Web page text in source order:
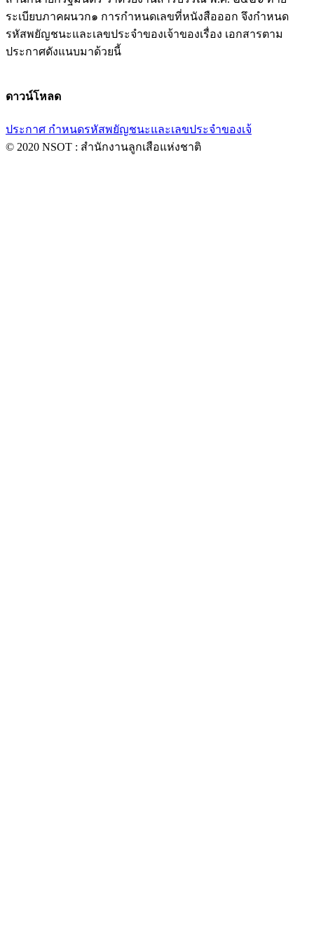
ระเบียบภาคผนวก๑ การกำหนดเลขที่หนังสือออก จึงกำหนด
รหัสพยัญชนะและเลขประจำของเจ้าของเรื่อง เอกสารตาม
ประกาศดังแนบมาด้วยนี้
ดาวน์โหลด
ประกาศ กำหนดรหัสพยัญชนะและเลขประจำของเจ้
© 2020 NSOT : สำนักงานลูกเสือแห่งชาติ